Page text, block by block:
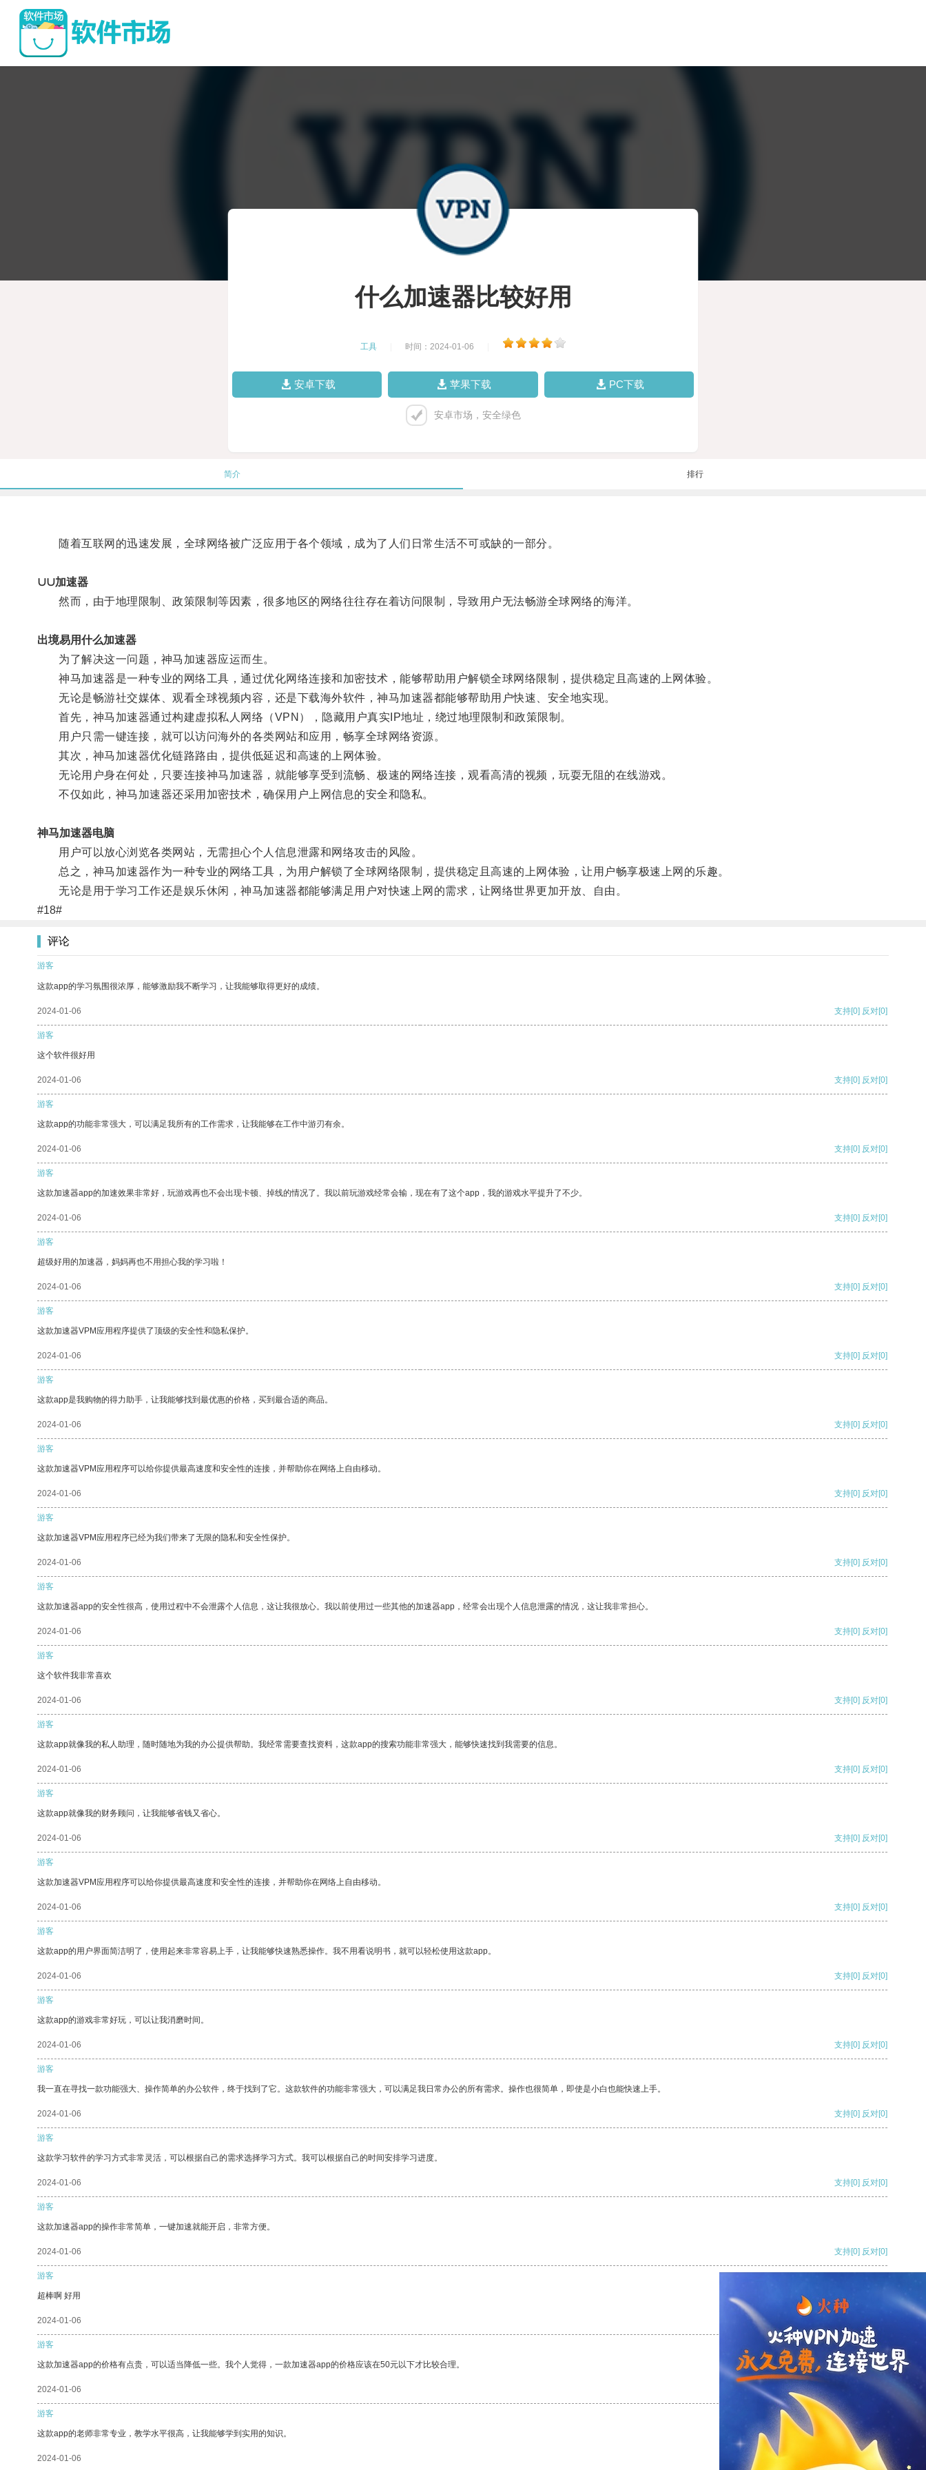
什么加速器比较好用
工具 时间：2024-01-06
安卓下载 苹果下载 PC下载
安卓市场，安全绿色
简介 排行
随着互联网的迅速发展，全球网络被广泛应用于各个领域，成为了人们日常生活不可或缺的一部分。
∪∪加速器
然而，由于地理限制、政策限制等因素，很多地区的网络往往存在着访问限制，导致用户无法畅游全球网络的海洋。
出境易用什么加速器
为了解决这一问题，神马加速器应运而生。
神马加速器是一种专业的网络工具，通过优化网络连接和加密技术，能够帮助用户解锁全球网络限制，提供稳定且高速的上网体验。
无论是畅游社交媒体、观看全球视频内容，还是下载海外软件，神马加速器都能够帮助用户快速、安全地实现。
首先，神马加速器通过构建虚拟私人网络（VPN），隐藏用户真实IP地址，绕过地理限制和政策限制。
用户只需一键连接，就可以访问海外的各类网站和应用，畅享全球网络资源。
其次，神马加速器优化链路路由，提供低延迟和高速的上网体验。
无论用户身在何处，只要连接神马加速器，就能够享受到流畅、极速的网络连接，观看高清的视频，玩耍无阻的在线游戏。
不仅如此，神马加速器还采用加密技术，确保用户上网信息的安全和隐私。
神马加速器电脑
用户可以放心浏览各类网站，无需担心个人信息泄露和网络攻击的风险。
总之，神马加速器作为一种专业的网络工具，为用户解锁了全球网络限制，提供稳定且高速的上网体验，让用户畅享极速上网的乐趣。
无论是用于学习工作还是娱乐休闲，神马加速器都能够满足用户对快速上网的需求，让网络世界更加开放、自由。
#18#
评论
游客
这款app的学习氛围很浓厚，能够激励我不断学习，让我能够取得更好的成绩。
2024-01-06 支持[0] 反对[0]
游客
这个软件很好用
2024-01-06 支持[0] 反对[0]
游客
这款app的功能非常强大，可以满足我所有的工作需求，让我能够在工作中游刃有余。
2024-01-06 支持[0] 反对[0]
游客
这款加速器app的加速效果非常好，玩游戏再也不会出现卡顿、掉线的情况了。我以前玩游戏经常会输，现在有了这个app，我的游戏水平提升了不少。
2024-01-06 支持[0] 反对[0]
游客
超级好用的加速器，妈妈再也不用担心我的学习啦！
2024-01-06 支持[0] 反对[0]
游客
这款加速器VPM应用程序提供了顶级的安全性和隐私保护。
2024-01-06 支持[0] 反对[0]
游客
这款app是我购物的得力助手，让我能够找到最优惠的价格，买到最合适的商品。
2024-01-06 支持[0] 反对[0]
游客
这款加速器VPM应用程序可以给你提供最高速度和安全性的连接，并帮助你在网络上自由移动。
2024-01-06 支持[0] 反对[0]
游客
这款加速器VPM应用程序已经为我们带来了无限的隐私和安全性保护。
2024-01-06 支持[0] 反对[0]
游客
这款加速器app的安全性很高，使用过程中不会泄露个人信息，这让我很放心。我以前使用过一些其他的加速器app，经常会出现个人信息泄露的情况，这让我非常担心。
2024-01-06 支持[0] 反对[0]
游客
这个软件我非常喜欢
2024-01-06 支持[0] 反对[0]
游客
这款app就像我的私人助理，随时随地为我的办公提供帮助。我经常需要查找资料，这款app的搜索功能非常强大，能够快速找到我需要的信息。
2024-01-06 支持[0] 反对[0]
游客
这款app就像我的财务顾问，让我能够省钱又省心。
2024-01-06 支持[0] 反对[0]
游客
这款加速器VPM应用程序可以给你提供最高速度和安全性的连接，并帮助你在网络上自由移动。
2024-01-06 支持[0] 反对[0]
游客
这款app的用户界面简洁明了，使用起来非常容易上手，让我能够快速熟悉操作。我不用看说明书，就可以轻松使用这款app。
2024-01-06 支持[0] 反对[0]
游客
这款app的游戏非常好玩，可以让我消磨时间。
2024-01-06 支持[0] 反对[0]
游客
我一直在寻找一款功能强大、操作简单的办公软件，终于找到了它。这款软件的功能非常强大，可以满足我日常办公的所有需求。操作也很简单，即使是小白也能快速上手。
2024-01-06 支持[0] 反对[0]
游客
这款学习软件的学习方式非常灵活，可以根据自己的需求选择学习方式。我可以根据自己的时间安排学习进度。
2024-01-06 支持[0] 反对[0]
游客
这款加速器app的操作非常简单，一键加速就能开启，非常方便。
2024-01-06 支持[0] 反对[0]
游客
超棒啊 好用
2024-01-06
游客
这款加速器app的价格有点贵，可以适当降低一些。我个人觉得，一款加速器app的价格应该在50元以下才比较合理。
2024-01-06 反对
游客
这款app的老师非常专业，教学水平很高，让我能够学到实用的知识。
2024-01-06 反对[0]